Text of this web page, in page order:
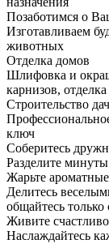
Позаботимся о
Изготавливаем
животных
Отделка домов
Шлифовка и
карнизов,
Строительство
ключ
Соберитесь
Разделите
Жарьте
Делитесь
общайтесь
Живите
Наслаждайтесь